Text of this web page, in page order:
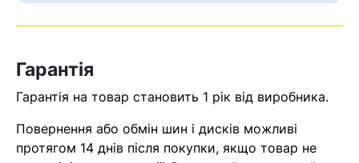
знайдена.
Гарантія
Гарантія на товар становить 1 рік від виробника.
Повернення або обмін шин і дисків можливі
протягом 14 днів після покупки, якщо товар не